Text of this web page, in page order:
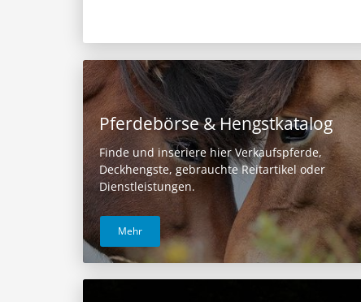
Pferdebörse & Hengstkatalog
Finde und inseriere hier Verkaufspferde,
Deckhengste, gebrauchte Reitartikel oder
Dienstleistungen.
Mehr